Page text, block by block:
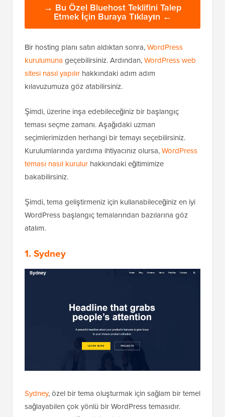
→ Bu Özel Bluehost Teklifini Talep
Etmek İçin Buraya Tıklayın ←
Bir hosting planı satın aldıktan sonra,WordPress
kurulumuna geçebilirsiniz. Ardından,WordPress web
sitesi nasıl yapılır hakkındaki adım adım
kılavuzumuza göz atabilirsiniz.
Şimdi, üzerine inşa edebileceğiniz bir başlangıç
teması seçme zamanı. Aşağıdaki uzman
seçimlerimizden herhangi bir temayı seçebilirsiniz.
Kurulumlarında yardıma ihtiyacınız olursa,WordPress
teması nasıl kurulur hakkındaki eğitimimize
bakabilirsiniz.
Şimdi, tema geliştirmeniz için kullanabileceğiniz en iyi
WordPress başlangıç temalarından bazılarına göz
atalım.
1. Sydney
Sydney, özel bir tema oluşturmak için sağlam bir temel
sağlayabilen çok yönlü bir WordPress temasıdır.